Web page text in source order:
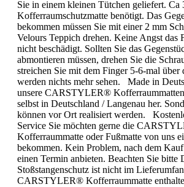
Sie in einem kleinen Tütchen geliefert. Ca
Kofferraumschutzmatte benötigt. Das
bekommen müssen Sie mit einer 2 mm
Velours Teppich drehen. Keine Angst das
nicht beschädigt. Sollten Sie das
abmontieren müssen, drehen Sie die
streichen Sie mit dem Finger 5-6-mal über
werden nichts mehr sehen. Made in
unsere CARSTYLER®
selbst in Deutschland / Langenau her.
können vor Ort realisiert werden.
Service Sie möchten gerne die
Kofferraummatte oder Fußmatte von uns
bekommen. Kein Problem, nach dem
einen Termin anbieten. Beachten Sie bitte
Stoßstangenschutz ist nicht im
CARSTYLER® Kofferraummatte